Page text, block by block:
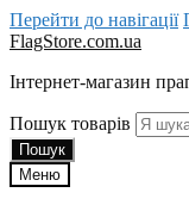
Перейти до навігації
FlagStore.com.ua
Інтернет-магазин
Пошук товарів
Пошук
Меню